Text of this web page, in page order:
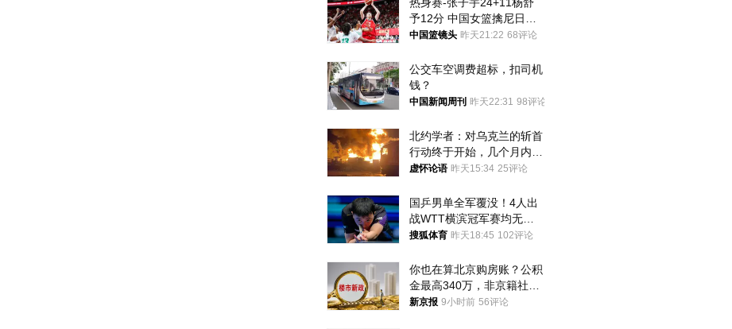
予12分 中国女篮擒尼日利
亚
中国篮镜头 昨天21:22 68评论
公交车空调费超标，扣司机
钱？
中国新闻周刊 昨天22:31 98评论
北约学者：对乌克兰的斩首
行动终于开始，几个月内乌
将投降
虚怀论语 昨天15:34 25评论
国乒男单全军覆没！4人出
战WTT横滨冠军赛均无缘
八强
搜狐体育 昨天18:45 102评论
你也在算北京购房账？公积
金最高340万，非京籍社保
1年
新京报 9小时前 56评论